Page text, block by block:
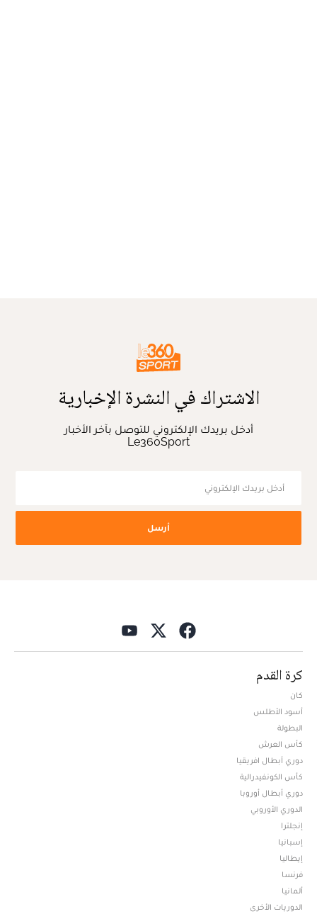
الاشتراك في النشرة الإخبارية
أدخل بريدك الإلكتروني للتوصل بآخر الأخبار
Le360Sport
أرسل
كرة القدم
كان
أسود الأطلس
البطولة
كأس العرش
دوري أبطال افريقيا
كأس الكونفيدرالية
دوري أبطال أوروبا
الدوري الأوروبي
إنجلترا
إسبانيا
إيطاليا
فرنسا
ألمانيا
الدوريات الأخرى